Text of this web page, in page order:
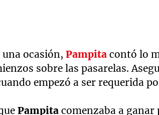
una ocasión,Pampita contó lo
sobre las pasarelas.
empezó a ser requerida
Pampita comenzaba a ganar